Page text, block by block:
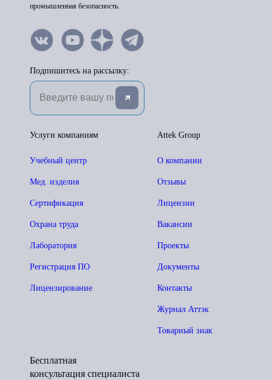
промышленная безопасность.
Подпишитесь на рассылку:
Attek Group
О компании
Отзывы
Лицензии
Вакансии
Проекты
Документы
Контакты
Журнал Аттэк
Товарный знак
Услуги компаниям
Учебный центр
Мед. изделия
Сертификация
Охрана труда
Лаборатория
Регистрация ПО
Лицензирование
Бесплатная
консультация специалиста